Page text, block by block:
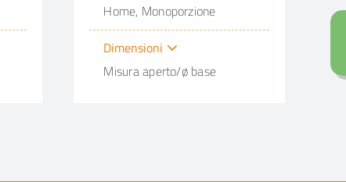
Home, Monoporzione
Dimensioni
Misura aperto/ø base